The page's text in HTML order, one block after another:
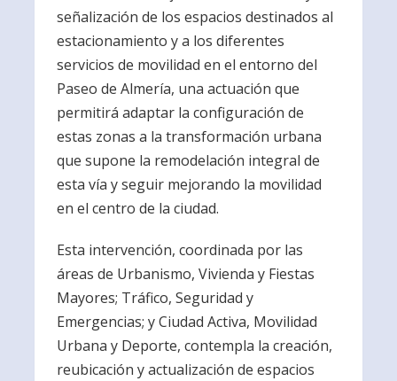
señalización de los espacios destinados al
estacionamiento y a los diferentes
servicios de movilidad en el entorno del
Paseo de Almería, una actuación que
permitirá adaptar la configuración de
estas zonas a la transformación urbana
que supone la remodelación integral de
esta vía y seguir mejorando la movilidad
en el centro de la ciudad.
Esta intervención, coordinada por las
áreas de Urbanismo, Vivienda y Fiestas
Mayores; Tráfico, Seguridad y
Emergencias; y Ciudad Activa, Movilidad
Urbana y Deporte, contempla la creación,
reubicación y actualización de espacios